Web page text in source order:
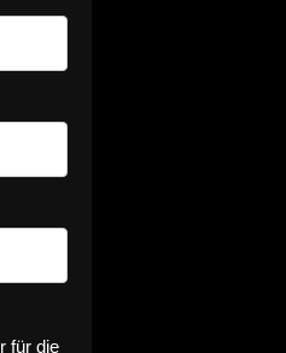
für die